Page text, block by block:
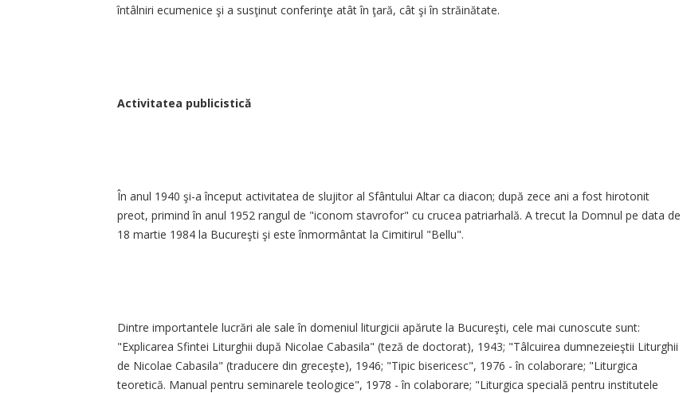
întâlniri ecumenice şi a susţinut conferinţe atât în ţară, cât şi în străinătate.
Activitatea publicistică
În anul 1940 şi-a început activitatea de slujitor al Sfântului Altar ca diacon; după zece ani a fost hirotonit
preot, primind în anul 1952 rangul de "iconom stavrofor" cu crucea patriarhală. A trecut la Domnul pe data de
18 martie 1984 la Bucureşti şi este înmormântat la Cimitirul "Bellu".
Dintre importantele lucrări ale sale în domeniul liturgicii apărute la Bucureşti, cele mai cunoscute sunt:
"Explicarea Sfintei Liturghii după Nicolae Cabasila" (teză de doctorat), 1943; "Tâlcuirea dumnezeieştii Liturghii
de Nicolae Cabasila" (traducere din greceşte), 1946; "Tipic bisericesc", 1976 - în colaborare; "Liturgica
teoretică. Manual pentru seminarele teologice", 1978 - în colaborare; "Liturgica specială pentru institutele